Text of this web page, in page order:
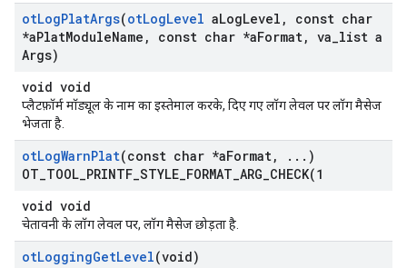
otLogPlatArgs(otLogLevel aLogLevel ,
const char
*aPlatModuleName , const char *aFormat, va list a
Args)
void void
प्लैटफ़ॉर्म मॉड्यूल के नाम का इस्तेमाल करके, दिए गए लॉग लेवल पर लॉग मैसेज
भेजता है.
otLogWarnPlat(const char *aFormat, . . . )
OT_TOOL_PRINTF_STYLE_FORMAT_ARG_CHECK(1
void void
चेतावनी के लॉग लेवल पर, लॉग मैसेज छोड़ता है.
otLoggingGetLevel(void)